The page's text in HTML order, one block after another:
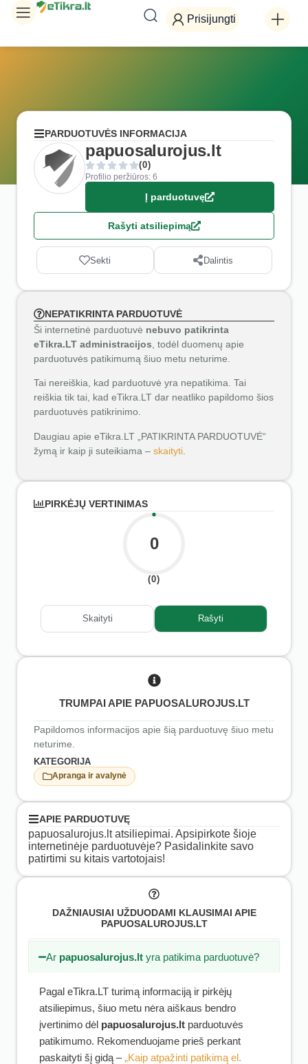
Prisijungti
PARDUOTUVĖS INFORMACIJA
papuosalurojus.lt
(0)
Profilio peržiūros: 6
Į parduotuvę
Rašyti atsiliepimą
Sekti Dalintis
NEPATIKRINTA PARDUOTUVĖ
Ši internetinė parduotuvė nebuvo patikrinta
eTikra.LT administracijos , todėl duomenų apie
parduotuvės patikimumą šiuo metu neturime.
Tai nereiškia, kad parduotuvė yra nepatikima. Tai
reiškia tik tai, kad eTikra.LT dar neatliko papildomo šios
parduotuvės patikrinimo.
Daugiau apie eTikra.LT „PATIKRINTA PARDUOTUVĖ“
žymą ir kaip ji suteikiama – skaityti
PIRKĖJŲ VERTINIMAS
0
(0)
Skaityti Rašyti
TRUMPAI APIE PAPUOSALUROJUS.LT
Papildomos informacijos apie šią parduotuvę šiuo metu
neturime.
KATEGORIJA
Apranga ir avalynė
APIE PARDUOTUVĘ
papuosalurojus.lt atsiliepimai. Apsipirkote šioje
internetinėje parduotuvėje? Pasidalinkite savo
patirtimi su kitais vartotojais!
DAŽNIAUSIAI UŽDUODAMI KLAUSIMAI APIE
PAPUOSALUROJUS.LT
Ar papuosalurojus.lt yra patikima parduotuvė?
Pagal eTikra.LT turimą informaciją ir pirkėjų
atsiliepimus, šiuo metu nėra aiškaus bendro
įvertinimo dėl papuosalurojus.lt parduotuvės
patikimumo. Rekomenduojame prieš perkant
paskaityti šį gidą –„Kaip atpažinti patikimą el.